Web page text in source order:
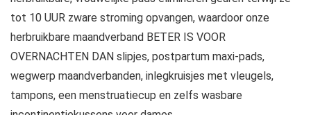
tot 10 UUR zware stroming opvangen, waardoor onze
herbruikbare maandverband BETER IS VOOR
OVERNACHTEN DAN slipjes, postpartum maxi-pads,
wegwerp maandverbanden, inlegkruisjes met vleugels,
tampons, een menstruatiecup en zelfs wasbare